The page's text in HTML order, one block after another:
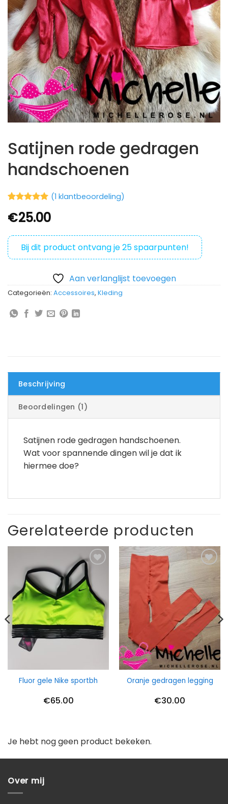
Satijnen rode gedragen
handschoenen
5op 5
gebaseerd
klantbeoordeling
(1 klantbeoordeling)
€25.00
Bij dit product ontvang je25spaarpunten!
Aan verlanglijst toevoegen
Categorieën: Accessoires, Kleding
Beschrijving
Beoordelingen (1)
Satijnen rode gedragen handschoenen.
Wat voor spannende dingen wil je dat ik
hiermee doe?
Gerelateerde producten
Fluor gele Nike sportbh
€65.00
Oranje gedragen legging
€30.00
Je hebt nog geen product bekeken.
Over mij